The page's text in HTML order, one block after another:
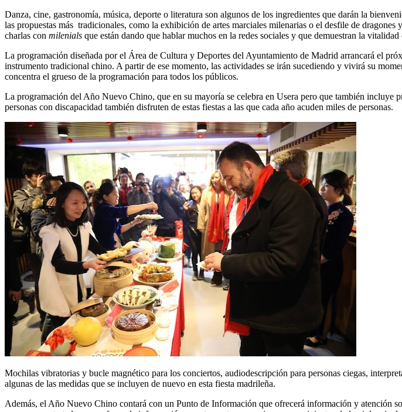
Danza, cine, gastronomía, música, deporte o literatura son algunos de los ingredientes que darán la
las propuestas más tradicionales, como la exhibición de artes marciales milenarias o el desfile de
charlas con milenials que están dando que hablar muchos en la redes sociales y que demuestran la
La programación diseñada por el Área de Cultura y Deportes del Ayuntamiento de Madrid arrancará el
instrumento tradicional chino. A partir de ese momento, las actividades se irán sucediendo y vivirá su
concentra el grueso de la programación para todos los públicos.
La programación del Año Nuevo Chino, que en su mayoría se celebra en Usera pero que también incluye
personas con discapacidad también disfruten de estas fiestas a las que cada año acuden miles de personas.
Mochilas vibratorias y bucle magnético para los conciertos, audiodescripción para personas ciegas,
algunas de las medidas que se incluyen de nuevo en esta fiesta madrileña.
Además, el Año Nuevo Chino contará con un Punto de Información que ofrecerá información y atención